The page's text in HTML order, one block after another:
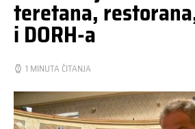
teretana,
i DORH-a
1 MINUTA ČITANJA